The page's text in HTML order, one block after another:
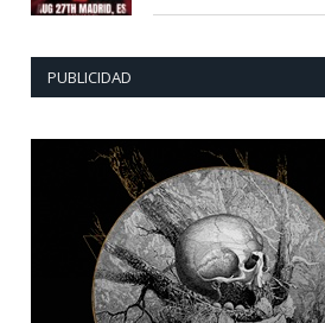
PUBLICIDAD